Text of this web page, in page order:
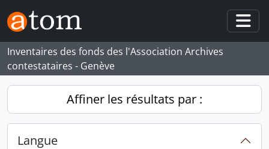
Skip to main content
Inventaires des fonds des l'Association Archives
contestataires - Genève
Affiner les résultats par :
Langue